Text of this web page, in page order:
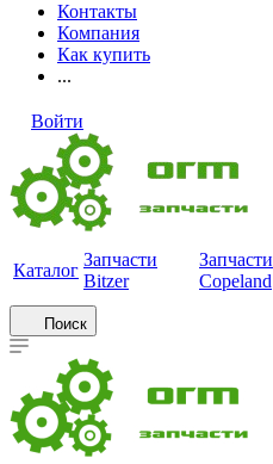
Контакты
Компания
Как купить
...
Войти
Каталог
Запчасти
Bitzer
Запчасти
Copeland
Поиск